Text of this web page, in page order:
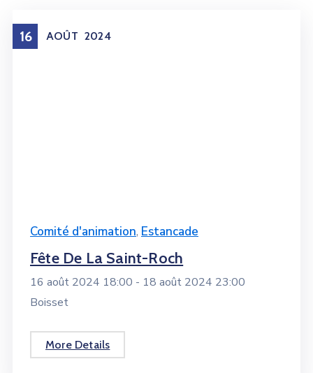
16 AOÛT 2024
Comité d'animation, Estancade
Fête De La Saint-Roch
16 août 2024 18:00 - 18 août 2024 23:00
Boisset
More Details